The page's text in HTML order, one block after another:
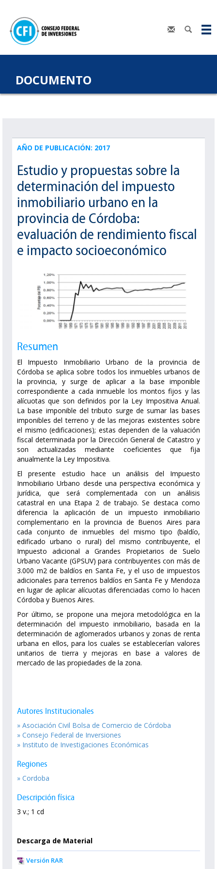
DOCUMENTO
AÑO DE PUBLICACIÓN: 2017
Estudio y propuestas sobre la
determinación del impuesto
inmobiliario urbano en la
provincia de Córdoba:
evaluación de rendimiento fiscal
e impacto socioeconómico
Resumen
El Impuesto Inmobiliario Urbano de la provincia de
Córdoba se aplica sobre todos los inmuebles urbanos de
la provincia, y surge de aplicar a la base imponible
correspondiente a cada inmueble los montos fijos y las
alícuotas que son definidos por la Ley Impositiva Anual.
La base imponible del tributo surge de sumar las bases
imponibles del terreno y de las mejoras existentes sobre
el mismo (edificaciones); estas dependen de la valuación
fiscal determinada por la Dirección General de Catastro y
son actualizadas mediante coeficientes que fija
anualmente la Ley Impositiva.
El presente estudio hace un análisis del Impuesto
Inmobiliario Urbano desde una perspectiva económica y
jurídica, que será complementada con un análisis
catastral en una Etapa 2 de trabajo. Se destaca como
diferencia la aplicación de un impuesto inmobiliario
complementario en la provincia de Buenos Aires para
cada conjunto de inmuebles del mismo tipo (baldío,
edificado urbano o rural) del mismo contribuyente, el
Impuesto adicional a Grandes Propietarios de Suelo
Urbano Vacante (GPSUV) para contribuyentes con más de
3.000 m2 de baldíos en Santa Fe, y el uso de impuestos
adicionales para terrenos baldíos en Santa Fe y Mendoza
en lugar de aplicar alícuotas diferenciadas como lo hacen
Córdoba y Buenos Aires.
Por último, se propone una mejora metodológica en la
determinación del impuesto inmobiliario, basada en la
determinación de aglomerados urbanos y zonas de renta
urbana en ellos, para los cuales se establecerían valores
unitarios de tierra y mejoras en base a valores de
mercado de las propiedades de la zona.
Autores Institucionales
» Asociación Civil Bolsa de Comercio de Córdoba
» Consejo Federal de Inversiones
» Instituto de Investigaciones Económicas
Regiones
» Cordoba
Descripción física
3 v.; 1 cd
Descarga de Material
Versión RAR